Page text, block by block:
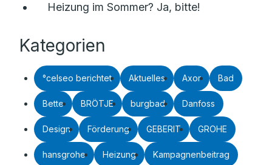
Heizung im Sommer? Ja, bitte!
Kategorien
°celseo berichtet Aktuelles Axor Bad
Bette BRÖTJE burgbad Danfoss
Design Förderung GEBERIT GROHE
hansgrohe Heizung Kampagnenbeitrag